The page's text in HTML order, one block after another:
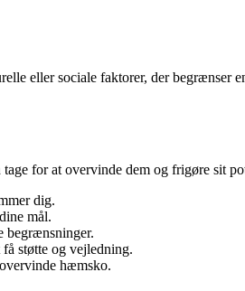
eller sociale faktorer, der
for at overvinde dem og frigøre sit
dig.
mål.
begrænsninger.
støtte og vejledning.
hæmsko.